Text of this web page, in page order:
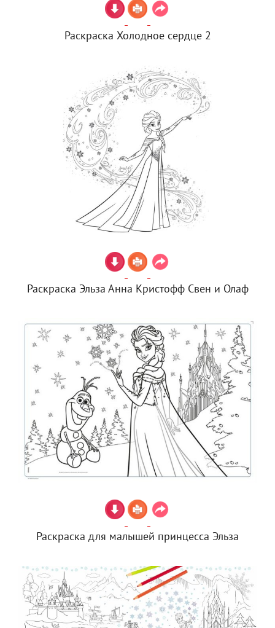
Раскраска Холодное сердце 2
Раскраска Эльза Анна Кристофф Свен и Олаф
Раскраска для малышей принцесса Эльза